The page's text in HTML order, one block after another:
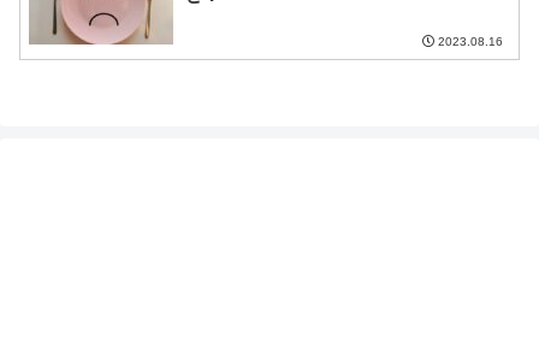
2023.08.16